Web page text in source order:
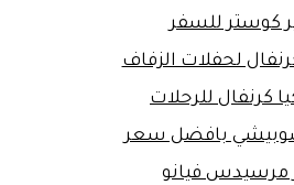
كوستر للسفر
لحفلات الزفاف
كرنفال للرحلات
بافضل سعر
مرسيدس فيانو